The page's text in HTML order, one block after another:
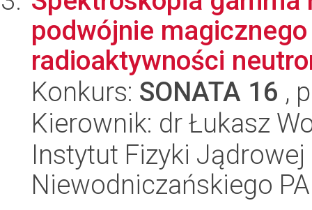
podwójnie
radioaktywności
Konkurs: SONATA 16 ,
Kierownik: dr Łukasz
Instytut Fizyki
Niewodniczańskiego